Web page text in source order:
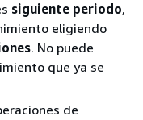
siguiente periodo,
eligiendo
. No puede
que ya se
de